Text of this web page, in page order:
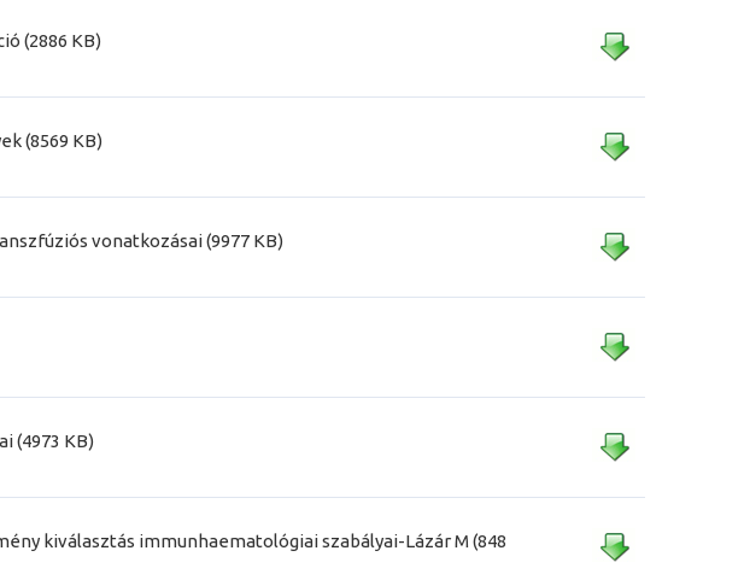
(2886 KB)
(8569 KB)
vonatkozásai (9977 KB)
(4973 KB)
kiválasztás immunhaematológiai szabályai-Lázár M (848